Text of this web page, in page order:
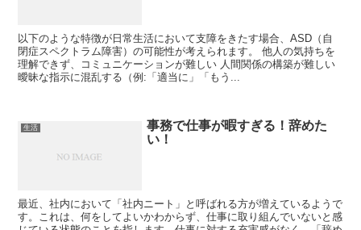
以下のような特徴が日常生活において支障をきたす場合、ASD（自
閉症スペクトラム障害）の可能性が考えられます。 他人の気持ちを
理解できず、コミュニケーションが難しい 人間関係の構築が難しい
曖昧な指示に混乱する（例:「適当に」「もう...
生活
事務で仕事が暇すぎる！辞めた
い！
最近、社内において「社内ニート」と呼ばれる方が増えているようで
す。これは、何をしてよいかわからず、仕事に取り組んでいないと感